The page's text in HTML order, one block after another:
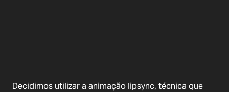
Decidimos utilizar a animação lipsync, técnica que